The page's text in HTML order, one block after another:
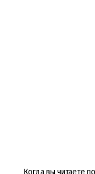
Когда вы читаете